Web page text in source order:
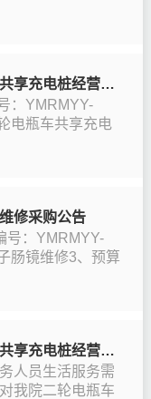
行公开招租，现
云梦县人民医院二轮电瓶车共享充电桩经营权招租项目废标公告
：YMRMYY-
电瓶车共享充电
：院内询价、议
修采购公告
号：YMRMYY-
肠镜维修3、预算
内议价5、生产厂
云梦县人民医院二轮电瓶车共享充电桩经营权招租项目采购公告
人员生活服务需
我院二轮电瓶车